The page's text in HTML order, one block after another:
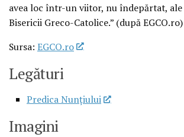
avea loc într-un viitor, nu îndepărtat,
Bisericii Greco-Catolice.” (după EGCO.ro)
Sursa: EGCO.ro
Legături
Predica Nunţiului
Imagini